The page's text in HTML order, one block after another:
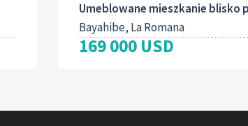
Umeblowane mieszkanie blisko
Bayahibe, La Romana
169 000 USD